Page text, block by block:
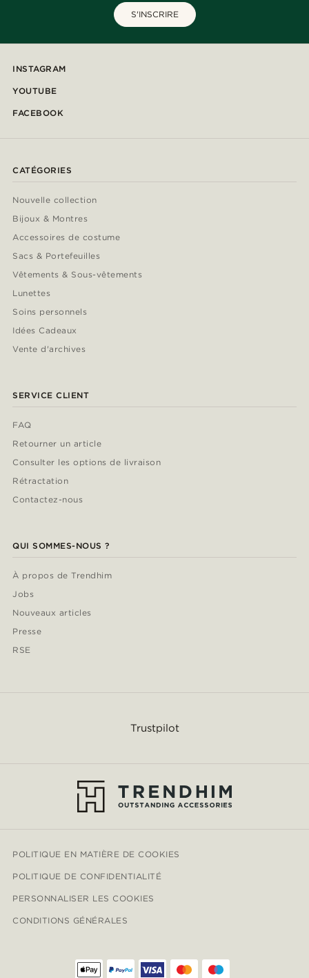
S'INSCRIRE
INSTAGRAM
YOUTUBE
FACEBOOK
CATÉGORIES
Nouvelle collection
Bijoux & Montres
Accessoires de costume
Sacs & Portefeuilles
Vêtements & Sous-vêtements
Lunettes
Soins personnels
Idées Cadeaux
Vente d'archives
SERVICE CLIENT
FAQ
Retourner un article
Consulter les options de livraison
Rétractation
Contactez-nous
QUI SOMMES-NOUS ?
À propos de Trendhim
Jobs
Nouveaux articles
Presse
RSE
Trustpilot
POLITIQUE EN MATIÈRE DE COOKIES
POLITIQUE DE CONFIDENTIALITÉ
PERSONNALISER LES COOKIES
CONDITIONS GÉNÉRALES